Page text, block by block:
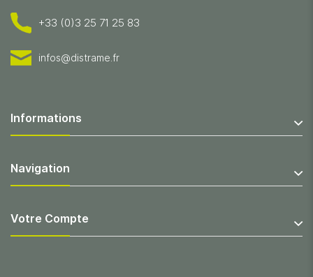
+33 (0)3 25 71 25 83
infos@distrame.fr
Informations
Navigation
Votre Compte